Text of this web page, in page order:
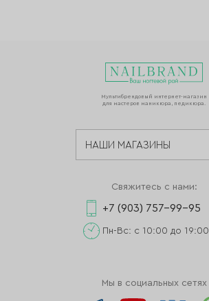
Мультибрендовый интернет-магазин
для мастеров маникюра, педикюра.
Свяжитесь с нами:
+7 (903) 757-99-95
Пн-Вс: с 10:00 до 19:00
Мы в социальных сетях